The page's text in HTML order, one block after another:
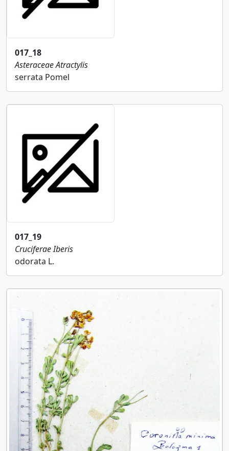
017_18
AsteraceaeAtractylis
serrata Pomel
017_19
CruciferaeIberis
odorata L.